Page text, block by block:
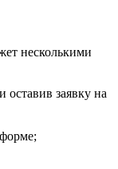
несколькими
оставив заявку на